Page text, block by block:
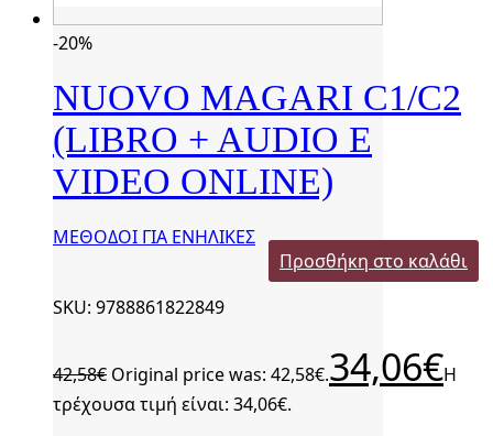
-20%
NUOVO MAGARI C1/C2
(LIBRO + AUDIO E
VIDEO ONLINE)
ΜΕΘΟΔΟΙ ΓΙΑ ΕΝΗΛΙΚΕΣ
Προσθήκη στο καλάθι
SKU: 9788861822849
42,58€ Original price was: 42,58€.34,06€Η
τρέχουσα τιμή είναι: 34,06€.